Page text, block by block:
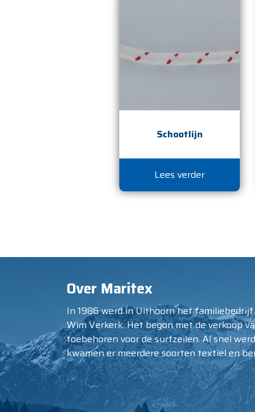
Schootlijn
Lees verder
Over Maritex
In 1986 werd in Uithoorn het
Wim Verkerk. Het begon met de verkoop
toebehoren voor de surfzeilen. Al snel
kwamen er meerdere soorten textiel en